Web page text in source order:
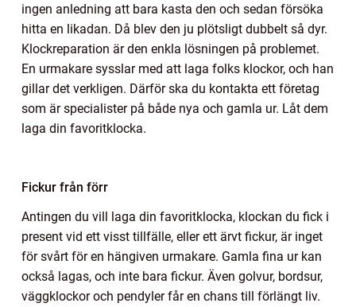
ingen anledning att bara kasta den och sedan försöka
hitta en likadan. Då blev den ju plötsligt dubbelt så dyr.
Klockreparation är den enkla lösningen på problemet.
En urmakare sysslar med att laga folks klockor, och han
gillar det verkligen. Därför ska du kontakta ett företag
som är specialister på både nya och gamla ur. Låt dem
laga din favoritklocka.
Fickur från förr
Antingen du vill laga din favoritklocka, klockan du fick i
present vid ett visst tillfälle, eller ett ärvt fickur, är inget
för svårt för en hängiven urmakare. Gamla fina ur kan
också lagas, och inte bara fickur. Även golvur, bordsur,
väggklockor och pendyler får en chans till förlängt liv.